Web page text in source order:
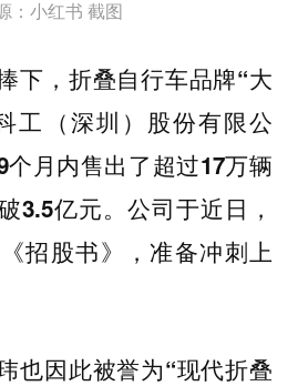
：小红书 截图
下， 折叠自行车品牌“大
工（深圳）股份有限公
个月内售出了超过17万辆
3.5亿元。公司于近日，
招股书》，准备冲刺上
也因此被誉为“现代折叠